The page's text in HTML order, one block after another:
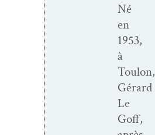
Né
en
1953,
à
Toulon,
Gérard
Le
Goff,